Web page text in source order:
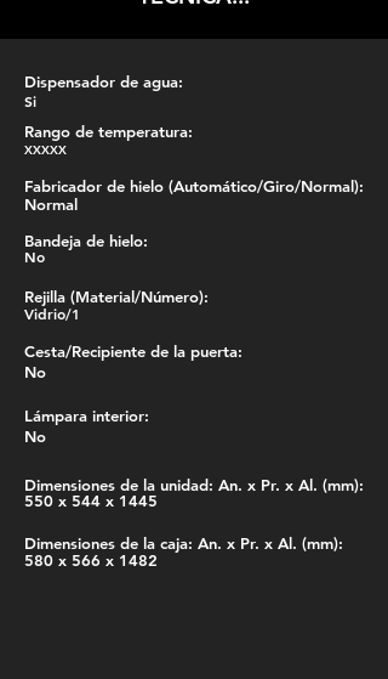
Dispensador de agua:
Si
Rango de temperatura:
XXXXX
Fabricador de hielo (Automático/Giro/Normal):
Normal
Bandeja de hielo:
No
Rejilla (Material/Número):
Vidrio/1
Cesta/Recipiente de la puerta:
No
Lámpara interior:
No
Dimensiones de la unidad: An. x Pr. x Al. (mm):
550 x 544 x 1445
Dimensiones de la caja: An. x Pr. x Al. (mm):
580 x 566 x 1482